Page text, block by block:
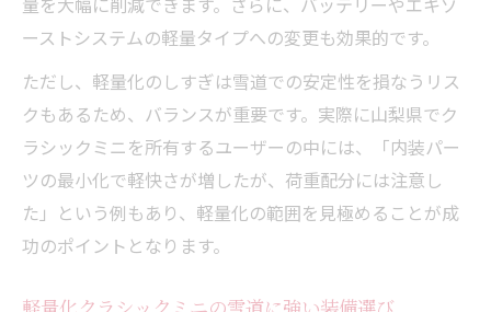
ーストシステムの軽量タイプへの変更も効果的です。
ただし、軽量化のしすぎは雪道での安定性を損なうリス
クもあるため、バランスが重要です。実際に山梨県でク
ラシックミニを所有するユーザーの中には、「内装パー
ツの最小化で軽快さが増したが、荷重配分には注意し
た」という例もあり、軽量化の範囲を見極めることが成
功のポイントとなります。